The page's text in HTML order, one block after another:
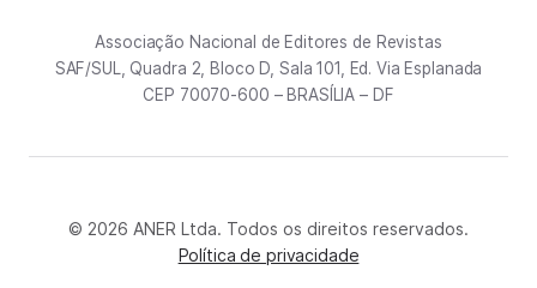
Associação Nacional de Editores de Revistas
SAF/SUL, Quadra 2, Bloco D, Sala 101, Ed. Via Esplanada
CEP 70070-600 – BRASÍLIA – DF
© 2026 ANER Ltda. Todos os direitos reservados.
Política de privacidade